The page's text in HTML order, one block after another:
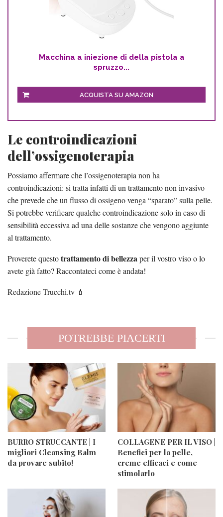
Macchina a iniezione di della pistola a
spruzzo...
ACQUISTA SU AMAZON
Le controindicazioni
dell’ossigenoterapia
Possiamo affermare che l’ossigenoterapia non ha
controindicazioni: si tratta infatti di un trattamento non invasivo
che prevede che un flusso di ossigeno venga “sparato” sulla pelle.
Si potrebbe verificare qualche controindicazione solo in caso di
sensibilità eccessiva ad una delle sostanze che vengono aggiunte
al trattamento.
Proverete questotrattamento di bellezzaper il vostro viso o lo
avete già fatto? Raccontateci come è andata!
Redazione Trucchi.tv 💄
POTREBBE PIACERTI
BURRO STRUCCANTE | I
migliori Cleansing Balm
da provare subito!
COLLAGENE PER IL VISO |
Benefici per la pelle,
creme efficaci e come
stimolarlo